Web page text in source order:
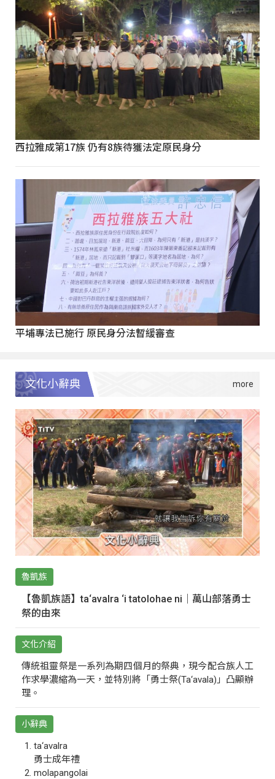
西拉雅成第17族 仍有8族待獲法定原民身分
平埔專法已施行 原民身分法暫緩審查
文化小辭典
魯凱族
【魯凱族語】ta‘avalra ‘i tatolohae ni｜萬山部落勇士
祭的由來
文化介紹
傳統祖靈祭是一系列為期四個月的祭典，現今配合族人工
作求學濃縮為一天，並特別將「勇士祭(Ta‘avala)」凸顯辦
理。
小辭典
ta‘avalra
勇士成年禮
molapangolai